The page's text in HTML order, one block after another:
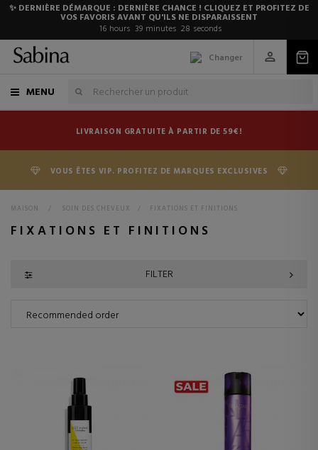
✨ DERNIÈRE DÉMARQUE : DERNIÈRE CHANCE ! CLIQUEZ ET PROFITEZ DE
VOS FAVORIS AVANT QU'ILS NE DISPARAISSENT
16 hours 39 minutes 27 seconds
Changer
MENU
LIVRAISON GRATUITE À PARTIR DE 59€!
VOUS ÊTES VIP. PROFITEZ DE MARQUES EXCLUSIVES
MAISON > SOIN DES CHEVEUX > FIXATIONS ET FINITIONS
FIXATIONS ET FINITIONS
FILTER